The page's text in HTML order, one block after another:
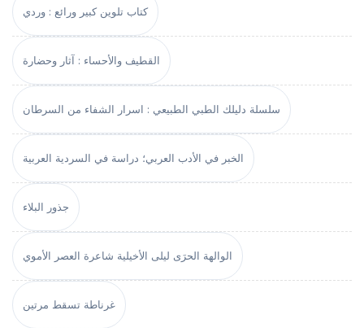
كتاب تلوين كبير ورائع : وردي
القطيف والأحساء : آثار وحضارة
سلسلة دليلك الطبي الطبيعي : اسرار الشفاء من السرطان
الخبر في الأدب العربي؛ دراسة في السردية العربية
جذور البلاء
الوالهة الحرَى ليلى الأخيلية شاعرة العصر الأموي
غرناطة تسقط مرتين